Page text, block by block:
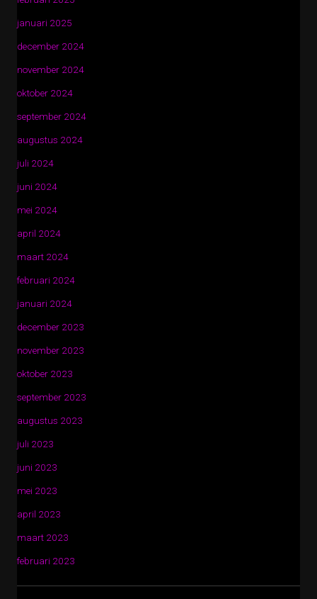
januari 2025
december 2024
november 2024
oktober 2024
september 2024
augustus 2024
juli 2024
juni 2024
mei 2024
april 2024
maart 2024
februari 2024
januari 2024
december 2023
november 2023
oktober 2023
september 2023
augustus 2023
juli 2023
juni 2023
mei 2023
april 2023
maart 2023
februari 2023